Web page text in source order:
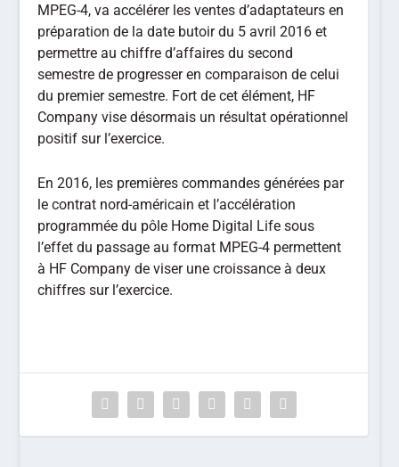
MPEG-4, va accélérer les ventes d’adaptateurs en
préparation de la date butoir du 5 avril 2016 et
permettre au chiffre d’affaires du second
semestre de progresser en comparaison de celui
du premier semestre. Fort de cet élément, HF
Company vise désormais un résultat opérationnel
positif sur l’exercice.
En 2016, les premières commandes générées par
le contrat nord-américain et l’accélération
programmée du pôle Home Digital Life sous
l’effet du passage au format MPEG-4 permettent
à HF Company de viser une croissance à deux
chiffres sur l’exercice.